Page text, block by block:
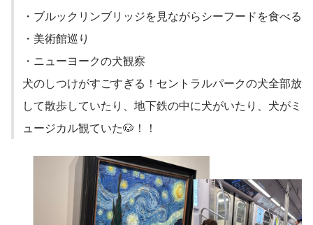
・ブルックリンブリッジを見ながらシーフードを食べる
・美術館巡り
・ニューヨークの犬観察
犬のしつけがすごすぎる！セントラルパークの犬全部放
して散歩していたり、地下鉄の中に犬がいたり、犬がミ
ュージカル観ていた🐶！！